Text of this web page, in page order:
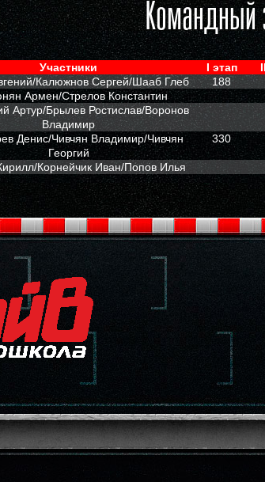
Командный
Участники I этап
Калюжнов Сергей/Шааб Глеб 188
Армен/Стрелов Константин
Артур/Брылев Ростислав/Воронов
Владимир
Денис/Чивчян Владимир/Чивчян
Георгий
330
Корнейчик Иван/Попов Илья